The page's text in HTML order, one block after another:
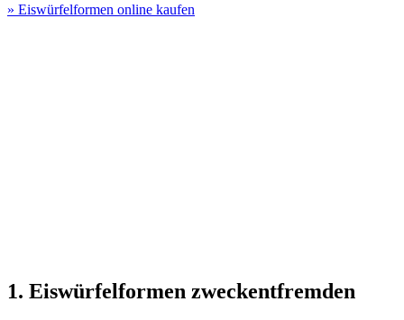
» Eiswürfelformen online kaufen
1. Eiswürfelformen zweckentfremden